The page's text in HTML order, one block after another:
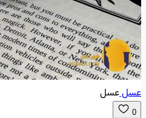
عسلعسل
0